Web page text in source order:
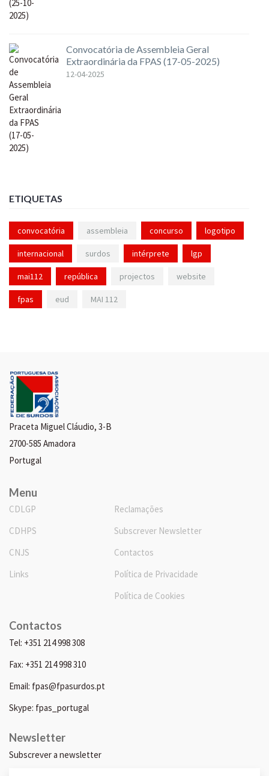
Convocatória de Assembleia Geral
Extraordinária da FPAS (17-05-2025)
12-04-2025
ETIQUETAS
convocatória assembleia concurso logotipo
internacional surdos intérprete lgp
mai112 república projectos website
fpas eud MAI 112
Praceta Miguel Cláudio, 3-B
2700-585 Amadora
Portugal
Menu
CDLGP
CDHPS
CNJS
Links
Reclamações
Subscrever Newsletter
Contactos
Política de Privacidade
Política de Cookies
Contactos
Tel: +351 214 998 308
Fax: +351 214 998 310
Email: fpas@fpasurdos.pt
Skype: fpas_portugal
Newsletter
Subscrever a newsletter